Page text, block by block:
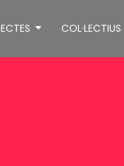
COL·LECTIUS